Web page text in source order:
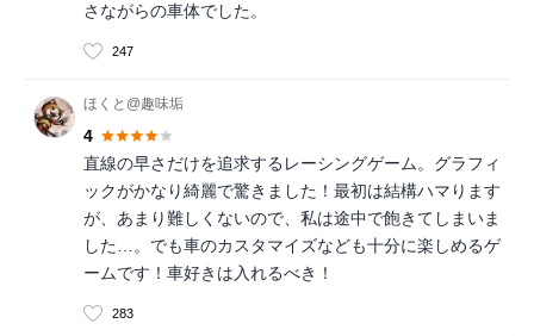
さながらの車体でした。
247
ほくと@趣味垢
4
直線の早さだけを追求するレーシングゲーム。グラフィ
ックがかなり綺麗で驚きました！最初は結構ハマります
が、あまり難しくないので、私は途中で飽きてしまいま
した…。でも車のカスタマイズなども十分に楽しめるゲ
ームです！車好きは入れるべき！
283